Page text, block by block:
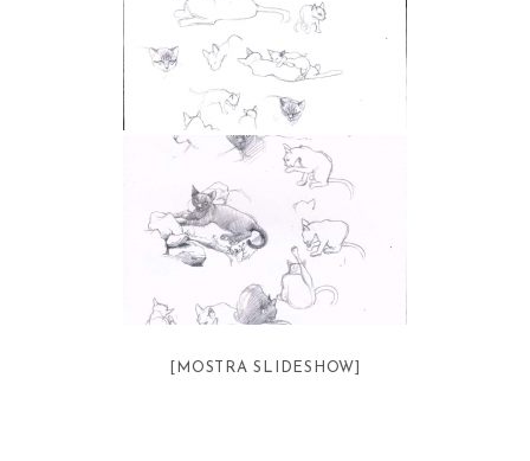
[MOSTRA SLIDESHOW]